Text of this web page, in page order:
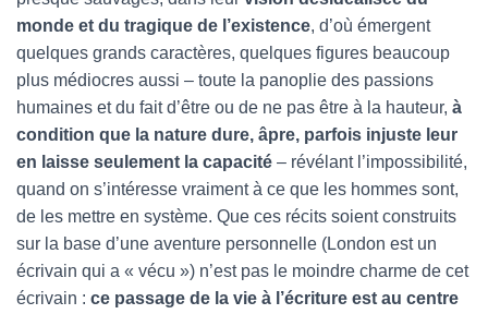
monde et du tragique de l’existence, d’où émergent
quelques grands caractères, quelques figures beaucoup
plus médiocres aussi – toute la panoplie des passions
humaines et du fait d’être ou de ne pas être à la hauteur, à
condition que la nature dure, âpre, parfois injuste leur
en laisse seulement la capacité – révélant l’impossibilité,
quand on s’intéresse vraiment à ce que les hommes sont,
de les mettre en système. Que ces récits soient construits
sur la base d’une aventure personnelle (London est un
écrivain qui a « vécu ») n’est pas le moindre charme de cet
écrivain : ce passage de la vie à l’écriture est au centre